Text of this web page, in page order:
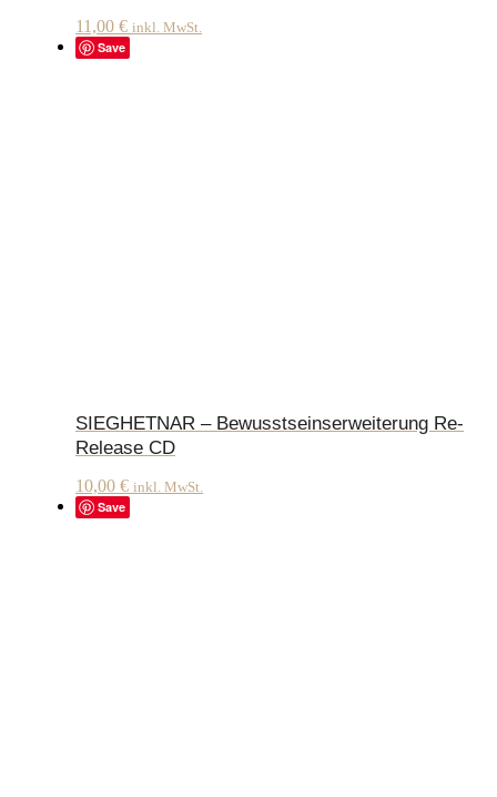
11,00 € inkl. MwSt.
Save
SIEGHETNAR – Bewusstseinserweiterung Re-
Release CD
10,00 € inkl. MwSt.
Save